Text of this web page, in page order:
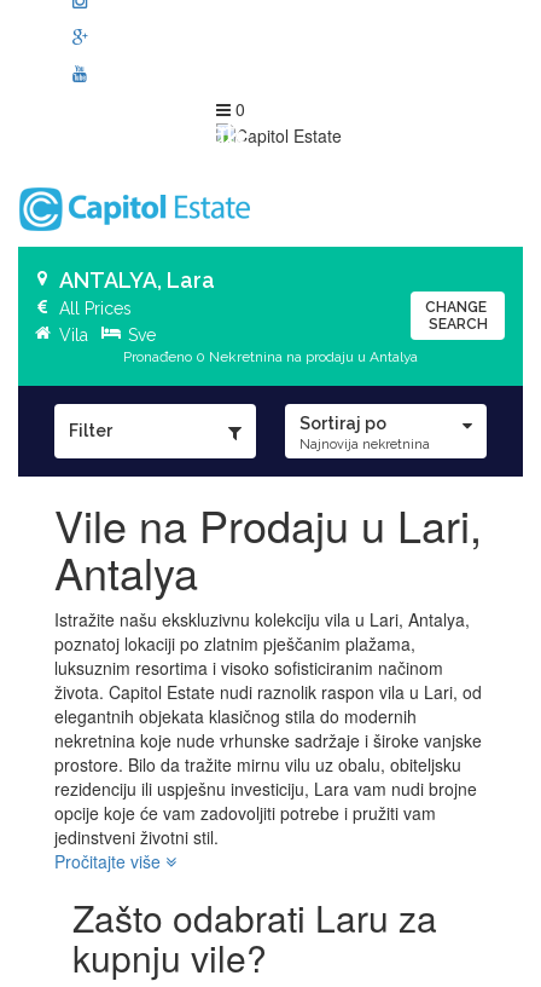
0
ANTALYA, Lara
All Prices
Vila
Sve
CHANGE
SEARCH
Pronađeno 0 Nekretnina na prodaju u Antalya
Filter Sortiraj po
Najnovija nekretnina
Vile na Prodaju u Lari,
Antalya
Istražite našu ekskluzivnu kolekciju vila u Lari, Antalya,
poznatoj lokaciji po zlatnim pješčanim plažama,
luksuznim resortima i visoko sofisticiranim načinom
života. Capitol Estate nudi raznolik raspon vila u Lari, od
elegantnih objekata klasičnog stila do modernih
nekretnina koje nude vrhunske sadržaje i široke vanjske
prostore. Bilo da tražite mirnu vilu uz obalu, obiteljsku
rezidenciju ili uspješnu investiciju, Lara vam nudi brojne
opcije koje će vam zadovoljiti potrebe i pružiti vam
jedinstveni životni stil.
Pročitajte više
Zašto odabrati Laru za
kupnju vile?